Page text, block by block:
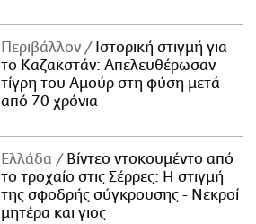
Περιβάλλον
Ιστορική στιγμή για
το Καζακστάν: Απελευθέρωσαν
τίγρη του Αμούρ στη φύση μετά
από 70 χρόνια
Ελλάδα
Βίντεο ντοκουμέντο από
το τροχαίο στις Σέρρες: Η στιγμή
της σφοδρής σύγκρουσης - Νεκροί
μητέρα και γιος